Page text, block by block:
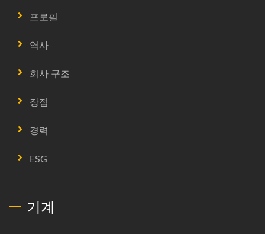
프로필
역사
회사 구조
장점
경력
ESG
기계